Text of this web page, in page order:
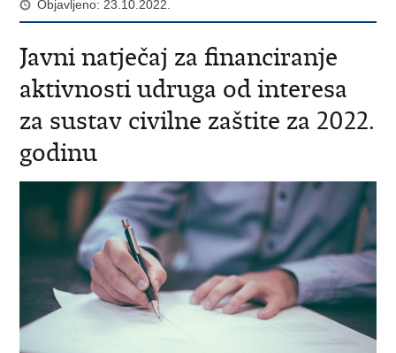
Objavljeno: 23.10.2022.
Javni natječaj za financiranje
aktivnosti udruga od interesa
za sustav civilne zaštite za 2022.
godinu